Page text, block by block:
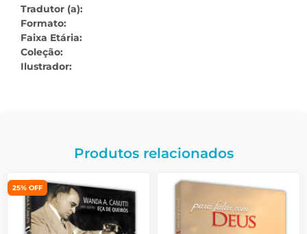
Tradutor (a):
Formato:
Faixa Etária:
Coleção:
Ilustrador:
Produtos relacionados
25% OFF